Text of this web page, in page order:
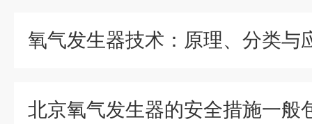
氧气发生器技术：原理、分类与